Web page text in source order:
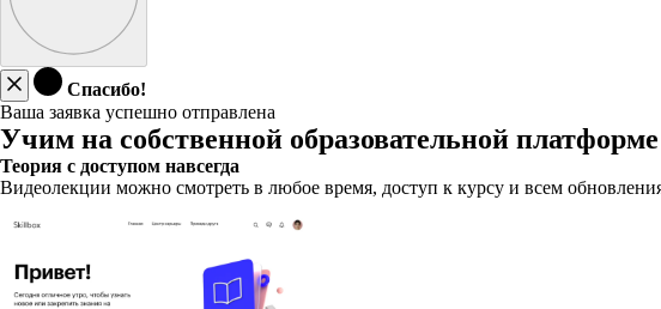
Спасибо!
Ваша заявка успешно отправлена
Учим на собственной образовательной платформе
Теория с доступом навсегда
Видеолекции можно смотреть в любое время, доступ к курсу и всем